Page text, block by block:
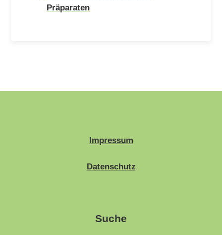
Präparaten
Impressum
Datenschutz
Suche